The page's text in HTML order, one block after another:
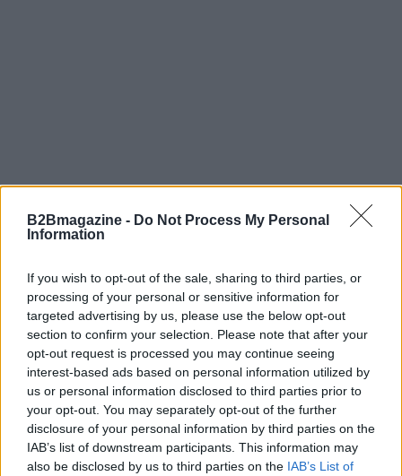
B2Bmagazine - Do Not Process My Personal
Information
If you wish to opt-out of the sale, sharing to third parties, or
processing of your personal or sensitive information for
targeted advertising by us, please use the below opt-out
section to confirm your selection. Please note that after your
opt-out request is processed you may continue seeing
interest-based ads based on personal information utilized by
us or personal information disclosed to third parties prior to
your opt-out. You may separately opt-out of the further
disclosure of your personal information by third parties on the
IAB’s list of downstream participants. This information may
also be disclosed by us to third parties on the IAB’s List of
Continua a leggere
FIERE E EVENTI